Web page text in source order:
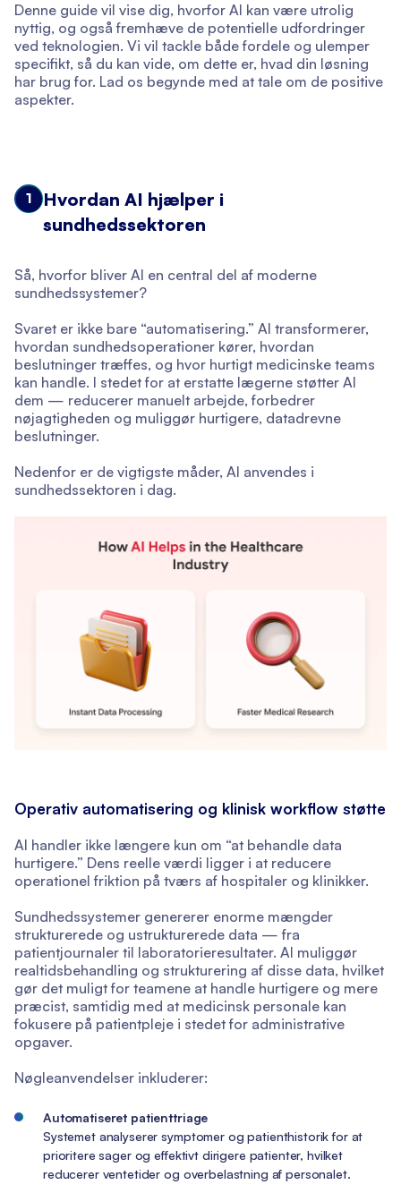
Denne guide vil vise dig, hvorfor AI kan være utrolig
nyttig, og også fremhæve de potentielle udfordringer
ved teknologien. Vi vil tackle både fordele og ulemper
specifikt, så du kan vide, om dette er, hvad din løsning
har brug for. Lad os begynde med at tale om de positive
aspekter.
1
Hvordan AI hjælper i
sundhedssektoren
Så, hvorfor bliver AI en central del af moderne
sundhedssystemer?
Svaret er ikke bare “automatisering.” AI transformerer,
hvordan sundhedsoperationer kører, hvordan
beslutninger træffes, og hvor hurtigt medicinske teams
kan handle. I stedet for at erstatte lægerne støtter AI
dem — reducerer manuelt arbejde, forbedrer
nøjagtigheden og muliggør hurtigere, datadrevne
beslutninger.
Nedenfor er de vigtigste måder, AI anvendes i
sundhedssektoren i dag.
Operativ automatisering og klinisk workflow støtte
AI handler ikke længere kun om “at behandle data
hurtigere.” Dens reelle værdi ligger i at reducere
operationel friktion på tværs af hospitaler og klinikker.
Sundhedssystemer genererer enorme mængder
strukturerede og ustrukturerede data — fra
patientjournaler til laboratorieresultater. AI muliggør
realtidsbehandling og strukturering af disse data, hvilket
gør det muligt for teamene at handle hurtigere og mere
præcist, samtidig med at medicinsk personale kan
fokusere på patientpleje i stedet for administrative
opgaver.
Nøgleanvendelser inkluderer:
Automatiseret patienttriage
Systemet analyserer symptomer og patienthistorik for at
prioritere sager og effektivt dirigere patienter, hvilket
reducerer ventetider og overbelastning af personalet.